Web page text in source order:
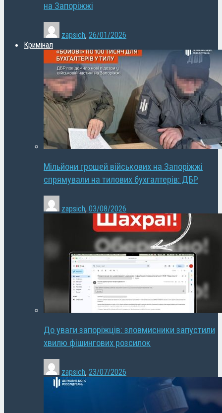
на Запоріжжі
zapsich, 26/01/2026
Кримінал
Мільйони грошей військових на Запоріжжі
спрямували на тилових бухгалтерів: ДБР
zapsich, 03/08/2026
До уваги запоріжців: зловмисники запустили
хвилю фішингових розсилок
zapsich, 23/07/2026